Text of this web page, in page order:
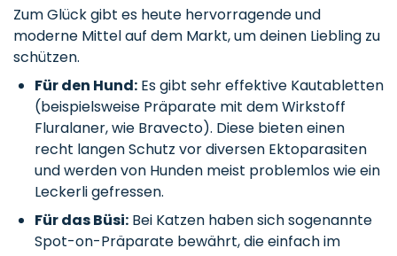
Zum Glück gibt es heute hervorragende und
moderne Mittel auf dem Markt, um deinen Liebling zu
schützen.
Für den Hund: Es gibt sehr effektive Kautabletten
(beispielsweise Präparate mit dem Wirkstoff
Fluralaner, wie Bravecto). Diese bieten einen
recht langen Schutz vor diversen Ektoparasiten
und werden von Hunden meist problemlos wie ein
Leckerli gefressen.
Für das Büsi: Bei Katzen haben sich sogenannte
Spot-on-Präparate bewährt, die einfach im